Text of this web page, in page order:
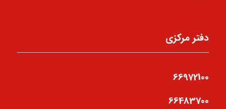
دفتر مرکزی
66972100
66483700